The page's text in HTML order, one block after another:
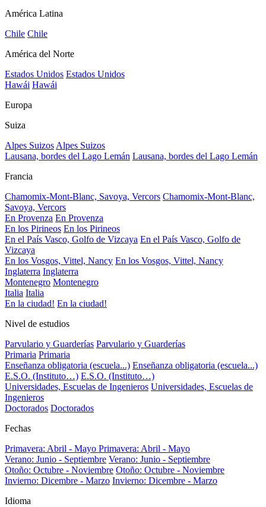
América Latina
Chile Chile
América del Norte
Estados Unidos Estados Unidos
Hawái Hawái
Europa
Suiza
Alpes SuizosAlpes Suizos
Lausana, bordes del Lago Lemán Lausana, bordes del Lago Lemán
Francia
Chamomix-Mont-Blanc, Savoya, Vercors Chamomix-Mont-Blanc,
Savoya, Vercors
En Provenza En Provenza
En los Pirineos En los Pirineos
En el País Vasco, Golfo de Vizcaya En el País Vasco, Golfo de
Vizcaya
En los Vosgos, Vittel, Nancy En los Vosgos, Vittel, Nancy
Inglaterra Inglaterra
Montenegro Montenegro
Italia Italia
En la ciudad! En la ciudad!
Nivel de estudios
Parvulario y Guarderías Parvulario y Guarderías
Primaria Primaria
Enseñanza obligatoria (escuela...) Enseñanza obligatoria (escuela...)
E.S.O. (Instituto…) E.S.O. (Instituto…)
Universidades, Escuelas de Ingenieros Universidades, Escuelas de
Ingenieros
Doctorados Doctorados
Fechas
Primavera: Abril - Mayo Primavera: Abril - Mayo
Verano: Junio - Septiembre Verano: Junio - Septiembre
Otoño: Octubre - Noviembre Otoño: Octubre - Noviembre
Invierno: Dicembre - Marzo Invierno: Dicembre - Marzo
Idioma